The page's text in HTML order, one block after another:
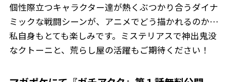
個性際立つキャラクター達が熱くぶつかり合うダイナ
ミックな戦闘シーンが、アニメでどう描かれるのか…
私自身もとても楽しみです。ミステリアスで神出鬼没
なクトーニと、荒らし屋の活躍もご期待ください！